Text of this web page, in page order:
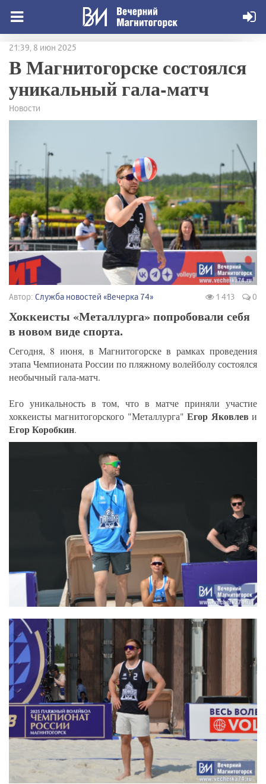
21:39, 8 июн 2025
В Магнитогорске состоялся
уникальный гала-матч
Новости
Автор: Служба новостей «Вечерка 74» 1 413 0
Хоккеисты «Металлурга» попробовали себя
в новом виде спорта.
Сегодня, 8 июня, в Магнитогорске в рамках проведения
этапа Чемпионата России по пляжному волейболу состоялся
необычный гала-матч.
Его уникальность в том, что в матче приняли участие
хоккеисты магнитогорского "Металлурга"Егор Яковлев и
Егор Коробкин.